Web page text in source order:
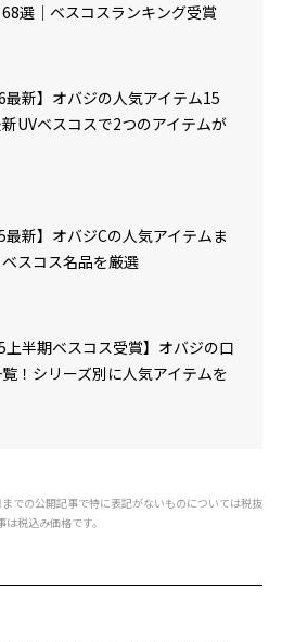
選｜ベスコスランキング受賞
最新】オバジの人気アイテム15
UVベスコスで2つのアイテムが
最新】オバジCの人気アイテムま
スコス名品を厳選
上半期ベスコス受賞】オバジの口
！シリーズ別に人気アイテムを
での公開記事で特に表記がないものについては税抜
税込み価格です。